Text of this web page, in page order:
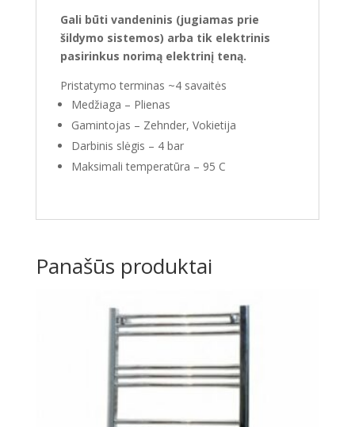
Gali būti vandeninis (jugiamas prie
šildymo sistemos) arba tik elektrinis
pasirinkus norimą elektrinį teną.
Pristatymo terminas ~4 savaitės
Medžiaga – Plienas
Gamintojas – Zehnder, Vokietija
Darbinis slėgis – 4 bar
Maksimali temperatūra – 95 C
Panašūs produktai